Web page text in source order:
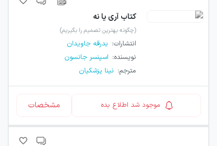
کتاب آری یا نه
(چگونه بهترین تصمیم را بگیریم)
انتشارات: بدرقه جاویدان
نویسنده: اسپنسر جانسون
مترجم: نینا پزشکیان
موجود شد اطلاع بده مشخصات